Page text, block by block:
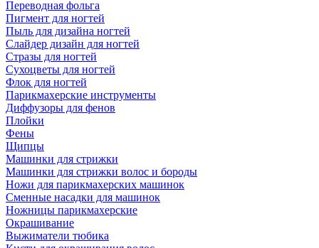
Переводная фольга
Пигмент для ногтей
Пыль для дизайна ногтей
Слайдер дизайн для ногтей
Стразы для ногтей
Сухоцветы для ногтей
Флок для ногтей
Парикмахерские инструменты
Диффузоры для фенов
Плойки
Фены
Щипцы
Машинки для стрижки
Машинки для стрижки волос и бороды
Ножи для парикмахерских машинок
Сменные насадки для машинок
Ножницы парикмахерские
Окрашивание
Выжиматели тюбика